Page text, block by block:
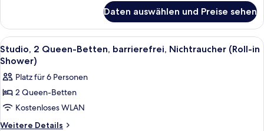
anzeigen
1 King-
Bett,
barrierefrei,
Nichtraucher
(Hearing)
Daten auswählen und Preise sehen
Alle
Fotos
für
Studio,
2 Queen-
Betten,
barrierefrei,
Ein Hotelzimmer mit zwei Betten,
8
Studio, 2 Queen-Betten, barrierefrei, Nichtraucher (Roll-in
Shower)
Platz für 6 Personen
2 Queen-Betten
Kostenloses WLAN
Weitere Details
Weitere